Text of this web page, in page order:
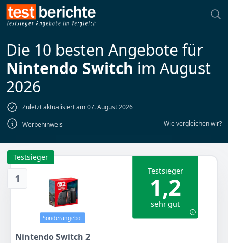
Die 10 besten Angebote für
Nintendo Switch im August
2026
Zuletzt aktualisiert am 07. August 2026
Werbehinweis
Wie vergleichen wir?
1
Testsieger
Sonderangebot
Testsieger
1,2
sehr gut
Nintendo Switch 2